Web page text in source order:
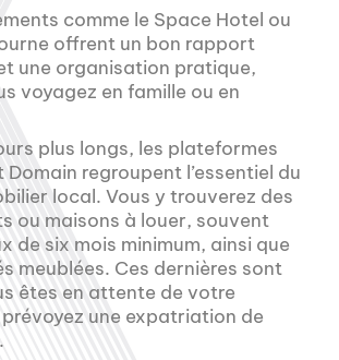
comme le Space Hotel ou
offrent un bon rapport
une organisation pratique,
voyagez en famille ou en
plus longs, les plateformes
Domain regroupent l’essentiel du
local. Vous y trouverez des
ou maisons à louer, souvent
de six mois minimum, ainsi que
meublées. Ces dernières sont
êtes en attente de votre
une expatriation de